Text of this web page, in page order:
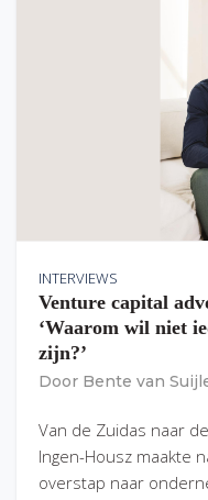
INTERVIEWS
Venture capital
‘Waarom wil niet
zijn?’
Door Bente van
Van de Zuidas naar
Ingen-Housz maakte
overstap naar